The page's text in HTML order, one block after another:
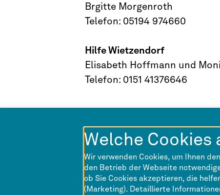
Welche Cookies
Wir verwenden Cookies, um Ihnen
den Betrieb der Webseite
ob Sie Cookies akzeptieren, die
(Marketing). Detaillierte
Brgitte Morgenroth
Telefon: 05194 974660
Hilfe Wietzendorf
Elisabeth Hoffmann und
Telefon: 0151 41376646